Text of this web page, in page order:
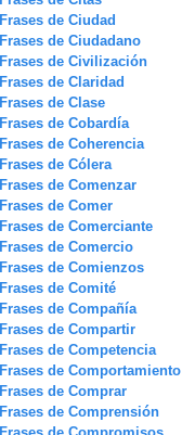
Frases de Ciudad
Frases de Ciudadano
Frases de Civilización
Frases de Claridad
Frases de Clase
Frases de Cobardía
Frases de Coherencia
Frases de Cólera
Frases de Comenzar
Frases de Comer
Frases de Comerciante
Frases de Comercio
Frases de Comienzos
Frases de Comité
Frases de Compañía
Frases de Compartir
Frases de Competencia
Frases de Comportamiento
Frases de Comprar
Frases de Comprensión